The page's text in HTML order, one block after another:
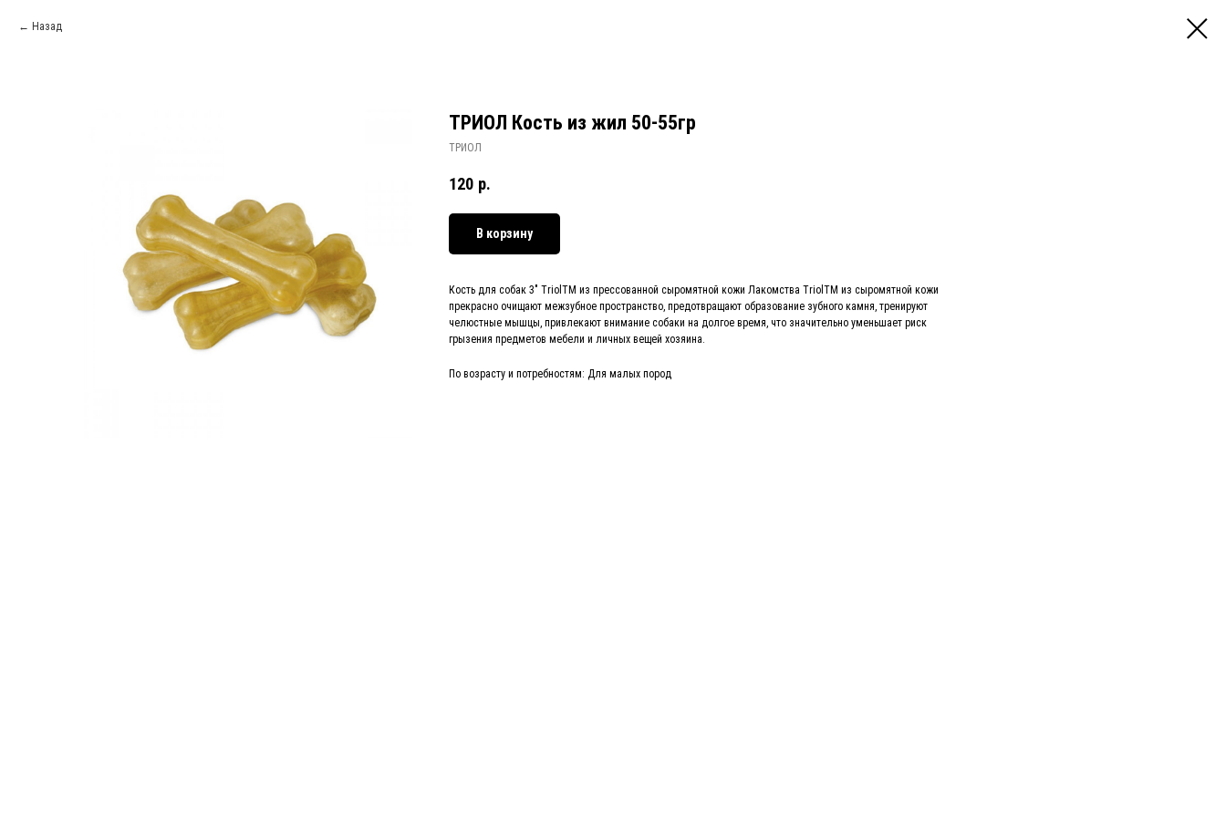
Назад
ТРИОЛ Кость из жил 50-55гр
ТРИОЛ
120 р.
В корзину
Кость для собак 3" TriolTM из прессованной сыромятной кожи Лакомства TriolTM из сыромятной кожи
прекрасно очищают межзубное пространство, предотвращают образование зубного камня, тренируют
челюстные мышцы, привлекают внимание собаки на долгое время, что значительно уменьшает риск
грызения предметов мебели и личных вещей хозяина.
По возрасту и потребностям: Для малых пород